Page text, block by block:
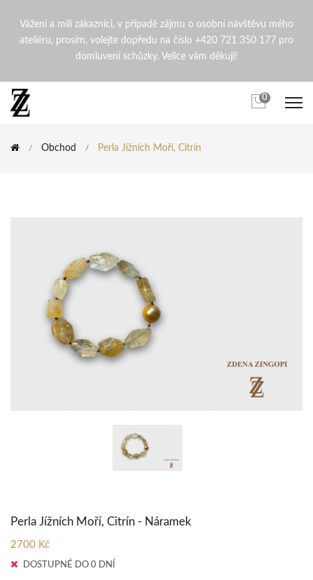
Perla Jížních Moří, Citrín |
Vážení a milí zákazníci, v případě zájmu o osobní návštěvu mého
ateliéru, prosím, volejte dopředu na číslo +420 721 350 177 pro
domluvení schůzky. Velice vám děkuji!
0
Obchod Perla Jížních Moří, Citrín
Perla Jížních Moří, Citrín - Náramek
2700 Kč
DOSTUPNÉ DO 0 DNÍ